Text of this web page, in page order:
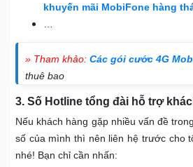
khuyến mãi MobiFone hàng
» Tham khảo: Các gói cước 4G
thuê bao
3. Số Hotline tổng đài hỗ trợ
Nếu khách hàng gặp nhiều vấn đề
số của mình thì nên liên hệ trước cho
nhé! Bạn chỉ cần nhấn: